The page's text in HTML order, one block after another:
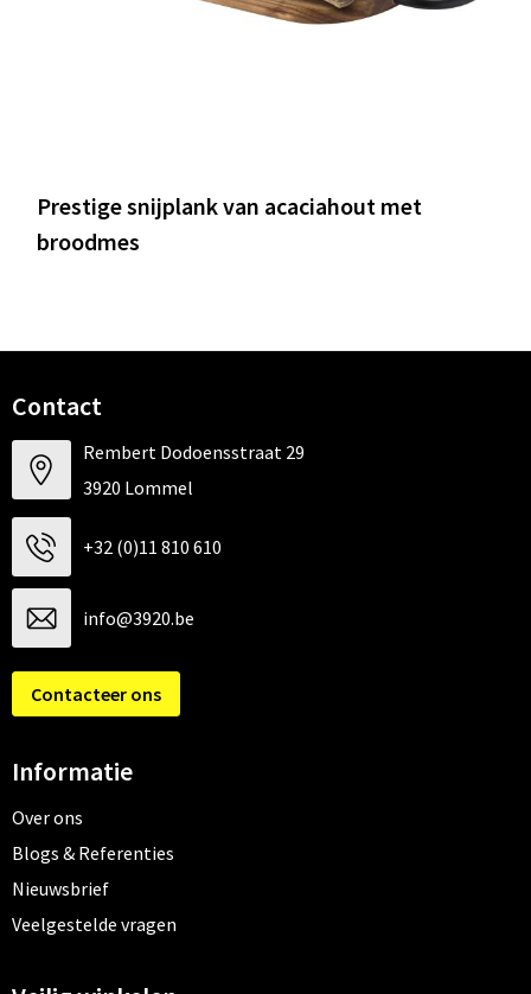
Prestige snijplank van acaciahout met
broodmes
Contact
Rembert Dodoensstraat 29
3920 Lommel
+32 (0)11 810 610
info@3920.be
Contacteer ons
Informatie
Over ons
Blogs & Referenties
Nieuwsbrief
Veelgestelde vragen